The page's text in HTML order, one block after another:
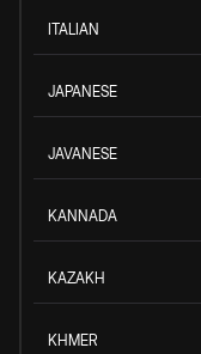
ITALIAN
JAPANESE
JAVANESE
KANNADA
KAZAKH
KHMER